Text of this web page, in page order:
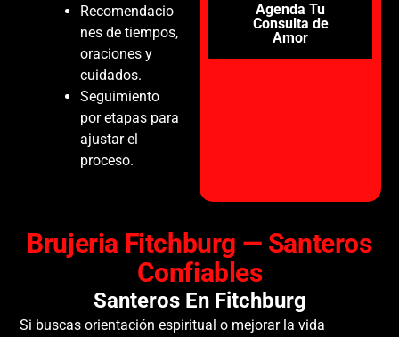
Recomendacio
nes de tiempos,
oraciones y
cuidados.
Seguimiento
por etapas para
ajustar el
proceso.
Agenda Tu
Consulta de
Amor
Brujeria Fitchburg — Santeros
Confiables
Santeros En Fitchburg
Si buscas orientación espiritual o mejorar la vida